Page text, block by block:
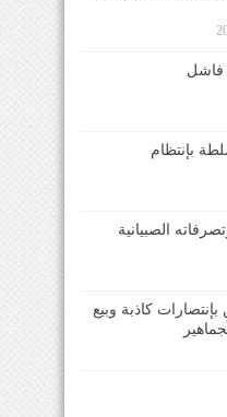
فاشل
بإنتظام
الصبيانية
بإنتصارات كاذبة وبيع